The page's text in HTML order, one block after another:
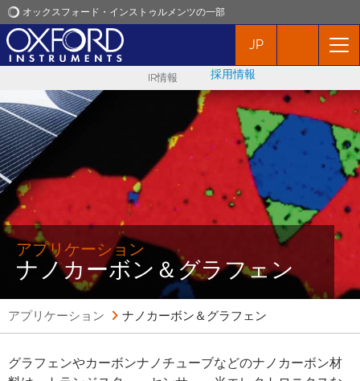
オックスフォード・インストゥルメンツの一部
オックスフォード・インストゥルメンツ
アプリケーション
プロダクト
ニュース
お問い合わせ
JP
IR情報 採用情報
アプリケーション
ナノカーボン＆グラフェン
アプリケーション ナノカーボン＆グラフェン
グラフェンやカーボンナノチューブなどのナノカーボン材